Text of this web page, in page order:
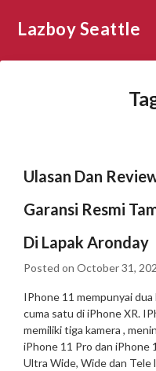
Lazboy Seattle
Ulasan Dan
Garansi Resmi
Di Lapak Aronday
Posted on October 31,
IPhone 11 mempunyai dua
cuma satu di iPhone XR.
memiliki tiga kamera ,
iPhone 11 Pro dan iPhone
Ultra Wide, Wide dan Tele